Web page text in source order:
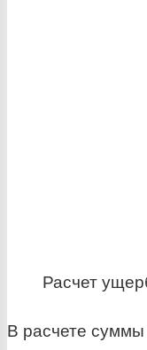
Расчет
В расчете